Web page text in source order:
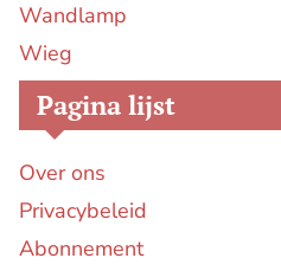
Wandlamp
Wieg
Pagina lijst
Over ons
Privacybeleid
Abonnement